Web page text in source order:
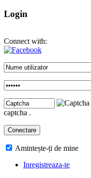
Login
Connect with:
captcha .
Amintește-ți de mine
Inregistreaza-te